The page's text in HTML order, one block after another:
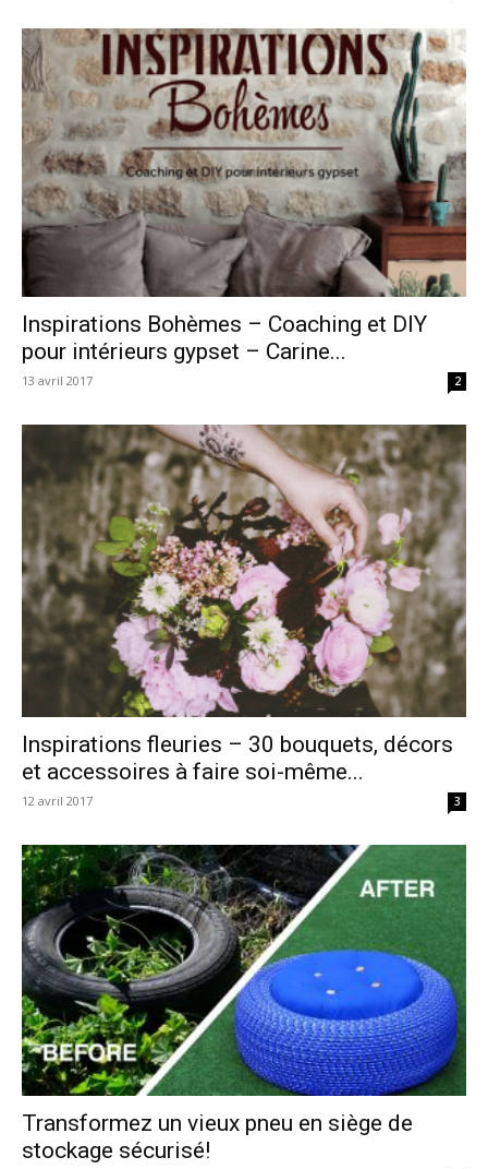
Inspirations Bohèmes – Coaching et DIY
pour intérieurs gypset – Carine...
13 avril 2017 2
Inspirations fleuries – 30 bouquets, décors
et accessoires à faire soi-même...
12 avril 2017 3
Transformez un vieux pneu en siège de
stockage sécurisé!